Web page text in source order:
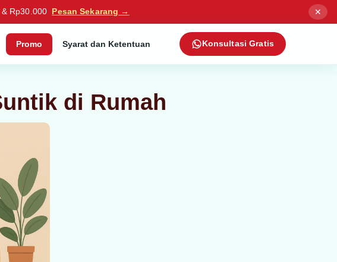
Rp30.000 Pesan Sekarang → ✕
Promo Syarat dan Ketentuan Konsultasi Gratis
di Rumah